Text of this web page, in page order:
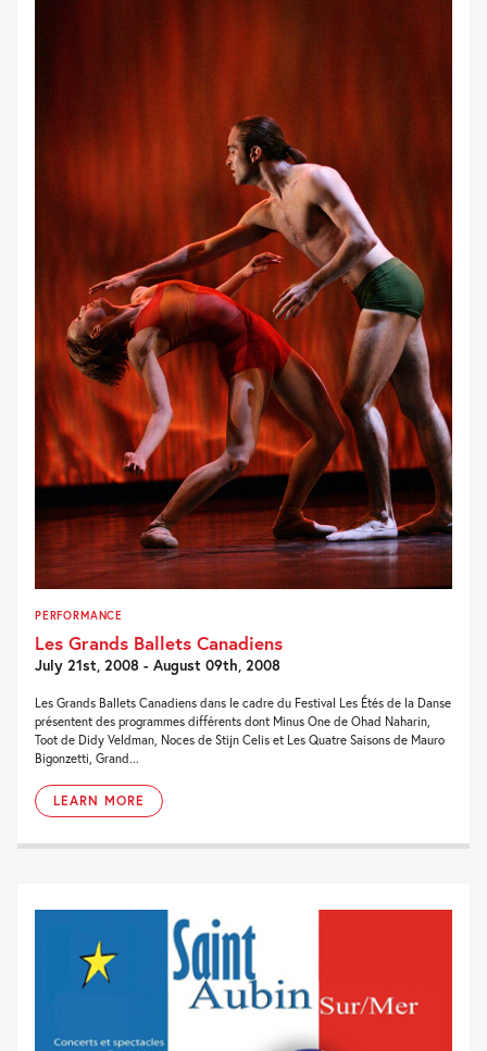
PERFORMANCE
Les Grands Ballets Canadiens
July 21st, 2008 - August 09th, 2008
Les Grands Ballets Canadiens dans le cadre du Festival Les Étés de la Danse
présentent des programmes différents dont Minus One de Ohad Naharin,
Toot de Didy Veldman, Noces de Stijn Celis et Les Quatre Saisons de Mauro
Bigonzetti, Grand...
LEARN MORE